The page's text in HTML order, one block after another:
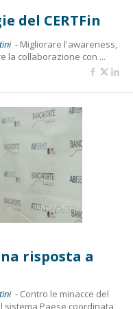
del CERTFin
- Migliorare l'awareness,
la collaborazione con ...
risposta a
- Contro le minacce del
sistema Paese coordinata